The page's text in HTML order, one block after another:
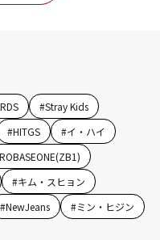
#Stray Kids
#HITGS #イ・ハイ
#キム・スヒョン
#NewJeans #ミン・ヒジン